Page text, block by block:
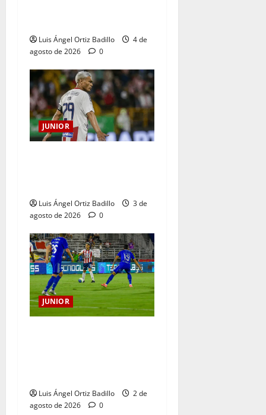
Luis Ángel Ortiz Badillo
4 de
agosto de 2026
0
JUNIOR
Luis Ángel Ortiz Badillo
3 de
agosto de 2026
0
JUNIOR
Luis Ángel Ortiz Badillo
2 de
agosto de 2026
0